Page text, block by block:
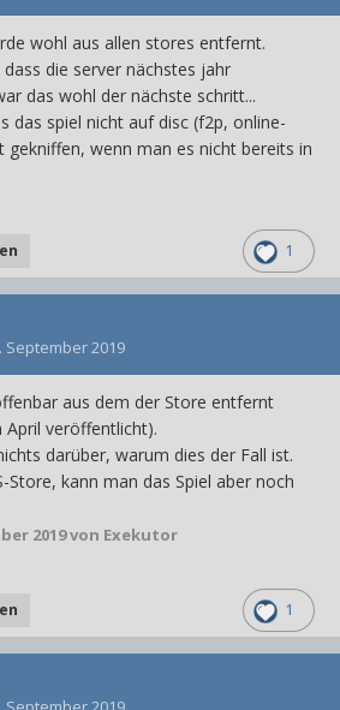
wohl aus allen stores entfernt.
die server nächstes jahr
das wohl der nächste schritt...
das spiel nicht auf disc (f2p, online-
wenn man es nicht bereits in
1
September 2019
aus dem der Store entfernt
veröffentlicht).
darüber, warum dies der Fall ist.
Store, kann man das Spiel aber noch
2019von Exekutor
1